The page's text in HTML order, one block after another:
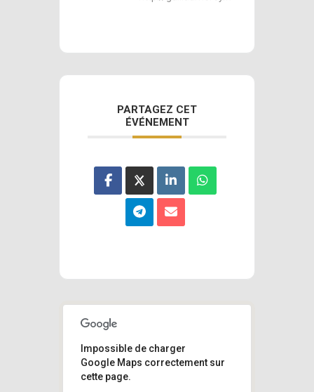
PARTAGEZ CET
ÉVÉNEMENT
Impossible de charger
Google Maps correctement sur
cette page.